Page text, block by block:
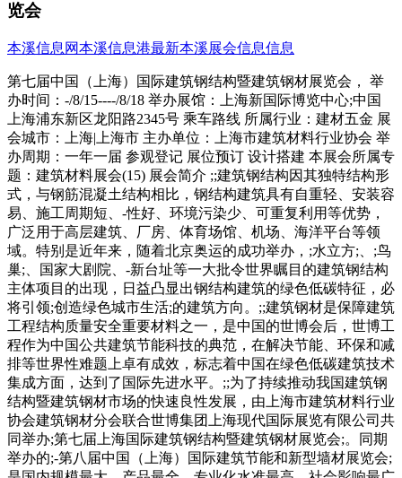
览会
本溪信息网本溪信息港最新本溪展会信息信息
第七届中国（上海）国际建筑钢结构暨建筑钢材展览会， 举
办时间：-/8/15----/8/18 举办展馆：上海新国际博览中心;中国
上海浦东新区龙阳路2345号 乘车路线 所属行业：建材五金 展
会城市：上海|上海市 主办单位：上海市建筑材料行业协会 举
办周期：一年一届 参观登记 展位预订 设计搭建 本展会所属专
题：建筑材料展会(15) 展会简介 ;;建筑钢结构因其独特结构形
式，与钢筋混凝土结构相比，钢结构建筑具有自重轻、安装容
易、施工周期短、-性好、环境污染少、可重复利用等优势，
广泛用于高层建筑、厂房、体育场馆、机场、海洋平台等领
域。特别是近年来，随着北京奥运的成功举办，;水立方;、;鸟
巢;、国家大剧院、-新台址等一大批令世界瞩目的建筑钢结构
主体项目的出现，日益凸显出钢结构建筑的绿色低碳特征，必
将引领;创造绿色城市生活;的建筑方向。;;建筑钢材是保障建筑
工程结构质量安全重要材料之一，是中国的世博会后，世博工
程作为中国公共建筑节能科技的典范，在解决节能、环保和减
排等世界性难题上卓有成效，标志着中国在绿色低碳建筑技术
集成方面，达到了国际先进水平。;;为了持续推动我国建筑钢
结构暨建筑钢材市场的快速良性发展，由上海市建筑材料行业
协会建筑钢材分会联合世博集团上海现代国际展览有限公司共
同举办;第七届上海国际建筑钢结构暨建筑钢材展览会;。同期
举办的;-第八届中国（上海）国际建筑节能和新型墙材展览会;